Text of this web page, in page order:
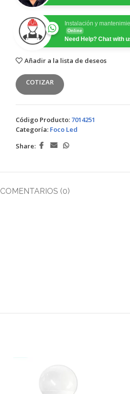
Instalación y
Online
Need Help? Chat with
Añadir a la lista de deseos
COTIZAR
Código Producto: 7014251
Categoría: Foco Led
Share:
COMENTARIOS (0)